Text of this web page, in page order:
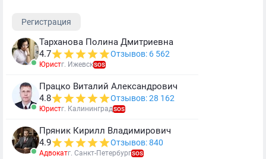
Регистрация
Тарханова Полина Дмитриевна
4.7
Отзывов: 6 562
Юристг. ИжевскSOS
Працко Виталий Александрович
4.8
Отзывов: 28 162
Юристг. КалининградSOS
Пряник Кирилл Владимирович
4.9
Отзывов: 840
Адвокатг. Санкт-ПетербургSOS